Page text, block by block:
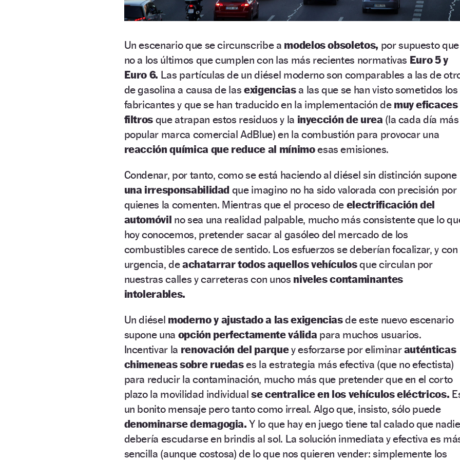
Un escenario que se circunscribe a modelos obsoletos, por supuesto que
no a los últimos que cumplen con las más recientes normativas Euro 5 y
Euro 6. Las partículas de un diésel moderno son comparables a las de
de gasolina a causa de lasexigenciasa las que se han visto sometidos los
fabricantes y que se han traducido en la implementación de muy eficaces
filtros que atrapan estos residuos y la inyección de urea (la cada día más
popular marca comercial AdBlue) en la combustión para provocar una
reacción química que reduce al mínimoesas emisiones.
Condenar, por tanto, como se está haciendo al diésel sin distinción supone
una irresponsabilidad que imagino no ha sido valorada con precisión por
quienes la comenten. Mientras que el proceso de electrificación del
automóvil no sea una realidad palpable, mucho más consistente que lo
hoy conocemos, pretender sacar al gasóleo del mercado de los
combustibles carece de sentido. Los esfuerzos se deberían focalizar, y con
urgencia, deachatarrar todos aquellos vehículosque circulan por
nuestras calles y carreteras con unos niveles contaminantes
intolerables.
Un diésel moderno y ajustado a las exigenciasde este nuevo escenario
supone una opción perfectamente válida para muchos usuarios.
Incentivar la renovación del parquey esforzarse por eliminarauténticas
chimeneas sobre ruedases la estrategia más efectiva (que no efectista)
para reducir la contaminación, mucho más que pretender que en el corto
plazo la movilidad individual se centralice en los vehículos eléctricos.
un bonito mensaje pero tanto como irreal. Algo que, insisto, sólo puede
denominarse demagogia. Y lo que hay en juego tiene tal calado que nadie
debería escudarse en brindis al sol. La solución inmediata y efectiva es
sencilla (aunque costosa) de lo que nos quieren vender: simplemente los